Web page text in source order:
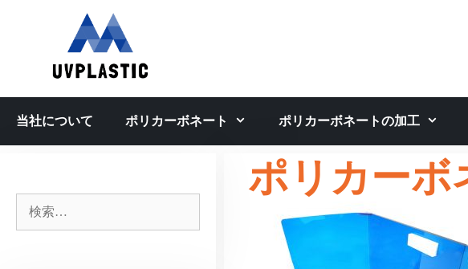
キ
当社について ポリカーボネート ポリカーボネートの加工
ポリカーボ
索: